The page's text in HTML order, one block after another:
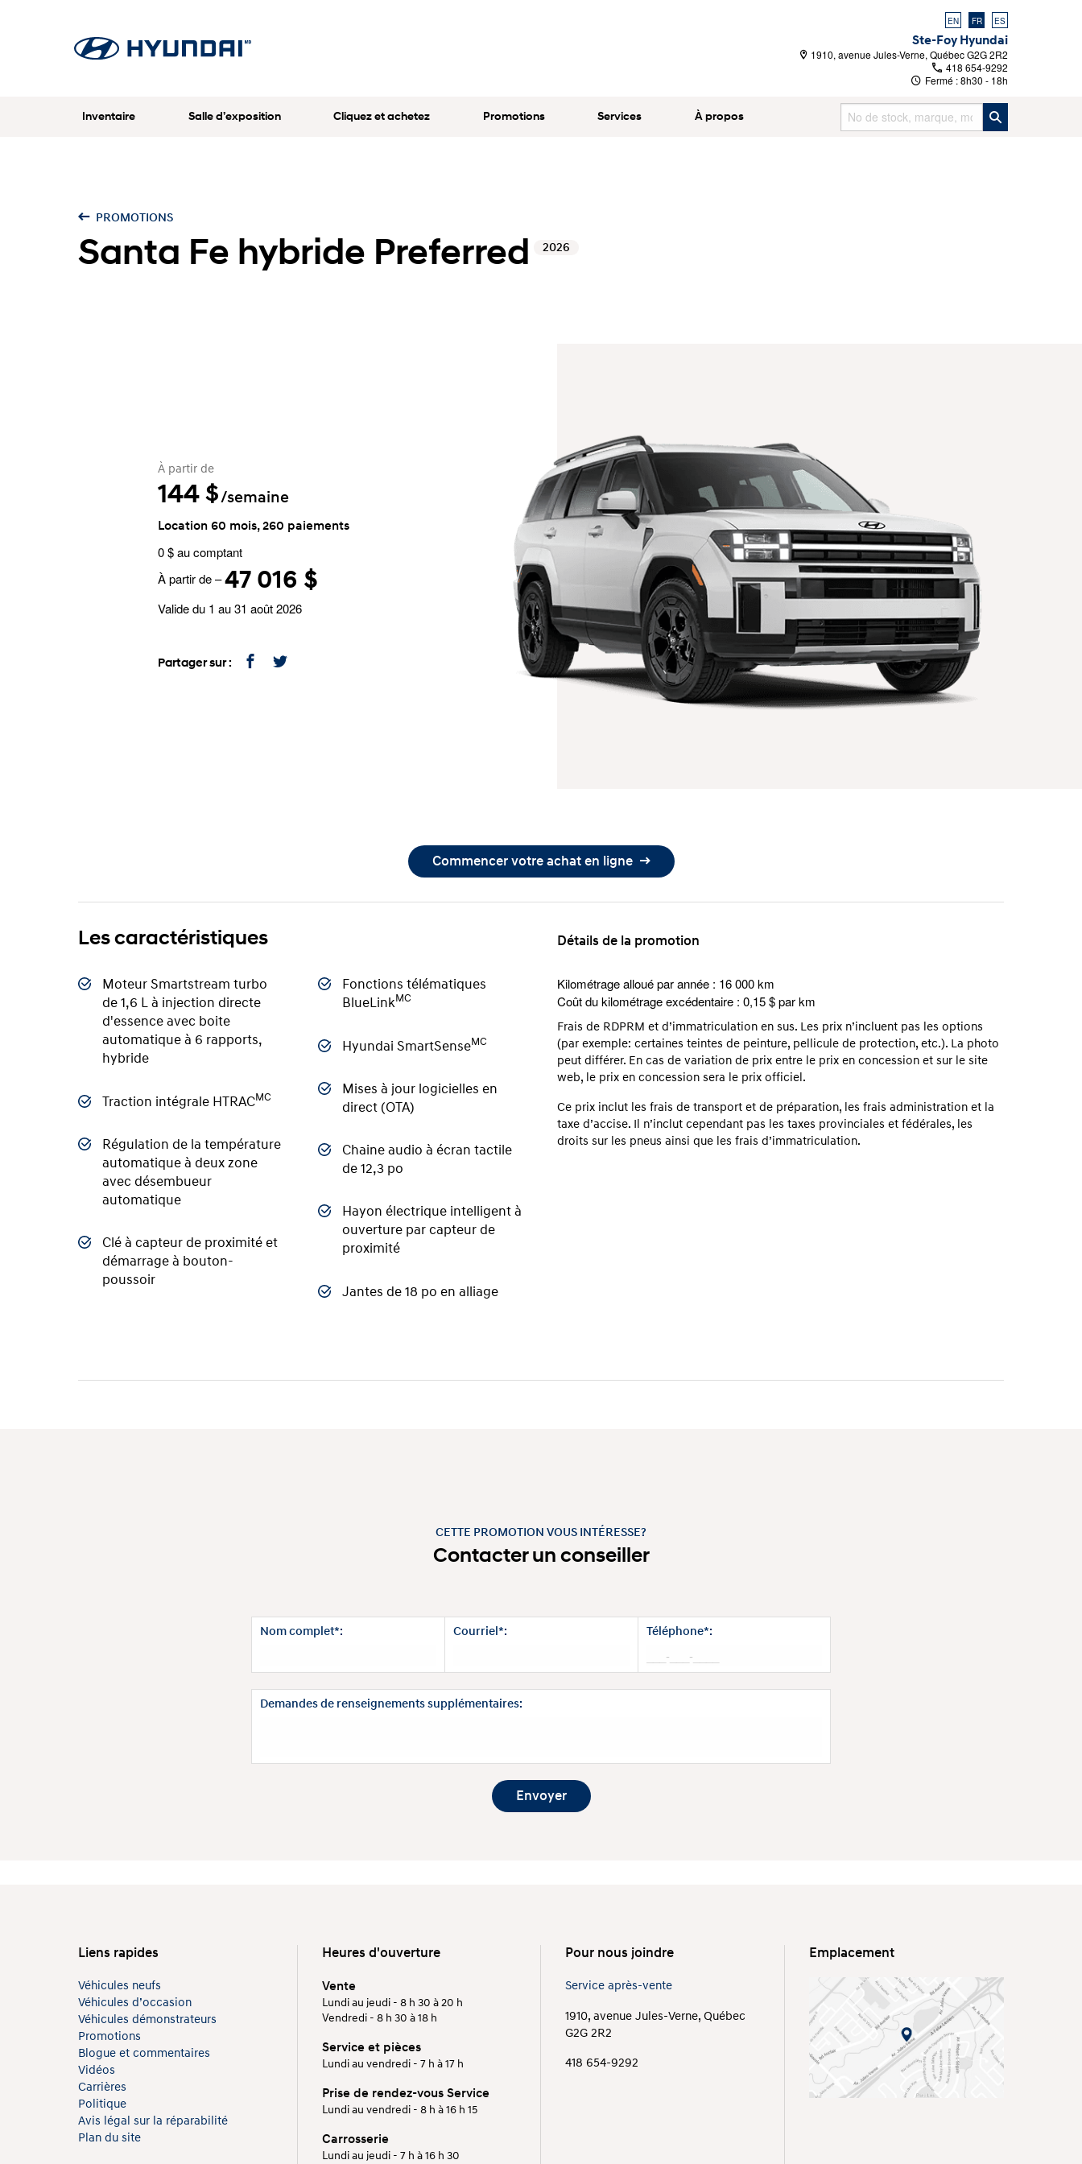
EN FR ES
Ste-Foy Hyundai
1910, avenue Jules-Verne, Québec G2G 2R2
418 654-9292
Fermé :8h30 - 18h
Inventaire Salle d’exposition Cliquez et achetez Promotions Services À propos
PROMOTIONS
Santa Fe hybride Preferred 2026
À partir de
144$/semaine
Location 60 mois, 260 paiements
0 $ au comptant
À partir de –47 016 $
Valide du 1 au 31 août 2026
Partager sur :
Commencer votre achat en ligne
Les caractéristiques
Moteur Smartstream turbo
de 1,6 L à injection directe
d'essence avec boite
automatique à 6 rapports,
hybride
Traction intégrale HTRACMC
Régulation de la température
automatique à deux zone
avec désembueur
automatique
Clé à capteur de proximité et
démarrage à bouton-
poussoir
Fonctions télématiques
BlueLinkMC
Hyundai SmartSenseMC
Mises à jour logicielles en
direct (OTA)
Chaine audio à écran tactile
de 12,3 po
Hayon électrique intelligent à
ouverture par capteur de
proximité
Jantes de 18 po en alliage
Détails de la promotion
Kilométrage alloué par année : 16 000 km
Coût du kilométrage excédentaire : 0,15 $ par km
Frais de RDPRM et d’immatriculation en sus. Les prix n’incluent pas les options
(par exemple: certaines teintes de peinture, pellicule de protection, etc.). La photo
peut différer. En cas de variation de prix entre le prix en concession et sur le site
web, le prix en concession sera le prix officiel.
Ce prix inclut les frais de transport et de préparation, les frais administration et la
taxe d’accise. Il n’inclut cependant pas les taxes provinciales et fédérales, les
droits sur les pneus ainsi que les frais d’immatriculation.
CETTE PROMOTION VOUS INTÉRESSE?
Contacter un conseiller
Nom complet*: Courriel*: Téléphone*:
Demandes de renseignements supplémentaires:
Liens rapides
Véhicules neufs
Véhicules d’occasion
Véhicules démonstrateurs
Promotions
Blogue et commentaires
Vidéos
Carrières
Politique
Avis légal sur la réparabilité
Plan du site
Heures d'ouverture
Vente
Lundi au jeudi - 8 h 30 à 20 h
Vendredi - 8 h 30 à 18 h
Service et pièces
Lundi au vendredi - 7 h à 17 h
Prise de rendez-vous Service
Lundi au vendredi - 8 h à 16 h 15
Carrosserie
Lundi au jeudi - 7 h à 16 h 30
Pour nous joindre
Service après-vente
1910, avenue Jules-Verne, Québec
G2G 2R2
418 654-9292
Emplacement